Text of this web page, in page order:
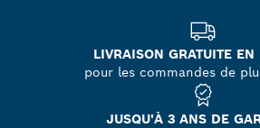
LIVRAISON GRATUITE EN
pour les commandes de
JUSQU'À 3 ANS DE